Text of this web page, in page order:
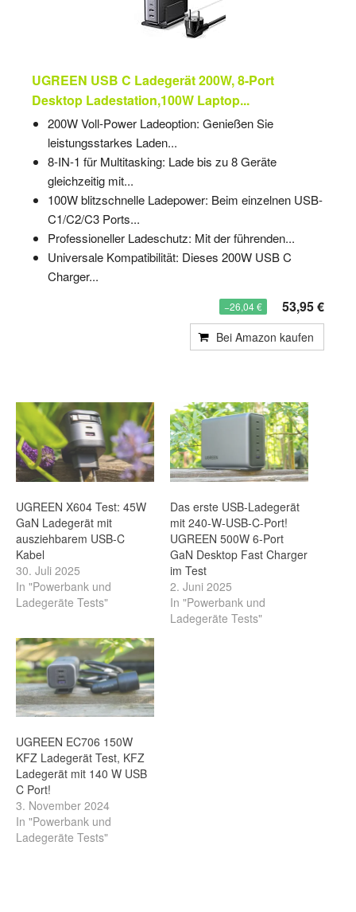
UGREEN USB C Ladegerät 200W, 8-Port
Desktop Ladestation,100W Laptop...
200W Voll-Power Ladeoption: Genießen Sie
leistungsstarkes Laden...
8-IN-1 für Multitasking: Lade bis zu 8 Geräte
gleichzeitig mit...
100W blitzschnelle Ladepower: Beim einzelnen USB-
C1/C2/C3 Ports...
Professioneller Ladeschutz: Mit der führenden...
Universale Kompatibilität: Dieses 200W USB C
Charger...
−26,04 € 53,95 €
Bei Amazon kaufen
UGREEN X604 Test: 45W
GaN Ladegerät mit
ausziehbarem USB-C
Kabel
30. Juli 2025
In "Powerbank und
Ladegeräte Tests"
Das erste USB-Ladegerät
mit 240-W-USB-C-Port!
UGREEN 500W 6-Port
GaN Desktop Fast Charger
im Test
2. Juni 2025
In "Powerbank und
Ladegeräte Tests"
UGREEN EC706 150W
KFZ Ladegerät Test, KFZ
Ladegerät mit 140 W USB
C Port!
3. November 2024
In "Powerbank und
Ladegeräte Tests"